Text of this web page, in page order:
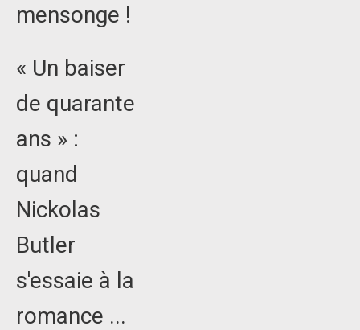
mensonge !
« Un baiser
de quarante
ans » :
quand
Nickolas
Butler
s'essaie à la
romance ...